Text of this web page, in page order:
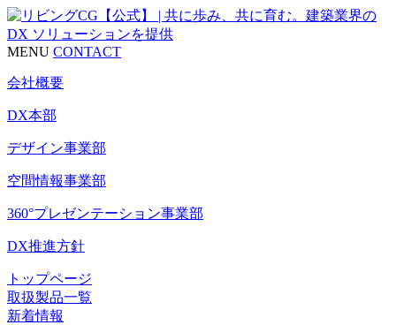
MENU CONTACT
会社概要
DX本部
デザイン事業部
空間情報事業部
360°プレゼンテーション事業部
DX推進方針
トップページ
取扱製品一覧
新着情報